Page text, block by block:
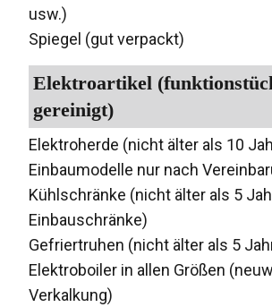
usw.)
Spiegel (gut verpackt)
Elektroartikel
gereinigt)
Elektroherde (nicht älter als 10
Einbaumodelle nur nach
Kühlschränke (nicht älter als 5
Einbauschränke)
Gefriertruhen (nicht älter als 5
Elektroboiler in allen Größen
Verkalkung)